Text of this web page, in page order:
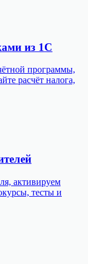
из 1С
программы,
расчёт налога,
активируем
тесты и